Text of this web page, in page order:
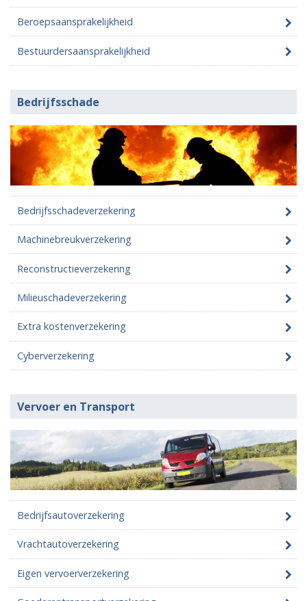
Beroepsaansprakelijkheid
Bestuurdersaansprakelijkheid
Bedrijfsschade
Bedrijfsschadeverzekering
Machinebreukverzekering
Reconstructieverzekering
Milieuschadeverzekering
Extra kostenverzekering
Cyberverzekering
Vervoer en Transport
Bedrijfsautoverzekering
Vrachtautoverzekering
Eigen vervoerverzekering